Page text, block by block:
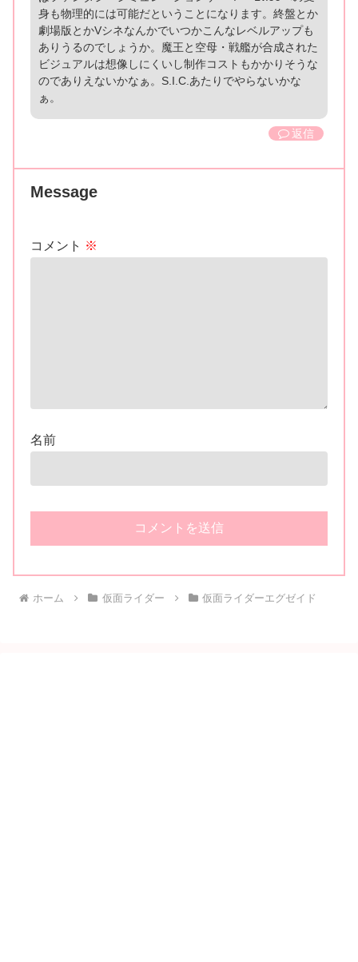
身も物理的には可能だということになります。終盤とか
劇場版とかVシネなんかでいつかこんなレベルアップも
ありうるのでしょうか。魔王と空母・戦艦が合成された
ビジュアルは想像しにくいし制作コストもかかりそうな
のでありえないかなぁ。S.I.C.あたりでやらないかな
ぁ。
返信
Message
コメント ※
名前
ホーム 仮面ライダー 仮面ライダーエグゼイド